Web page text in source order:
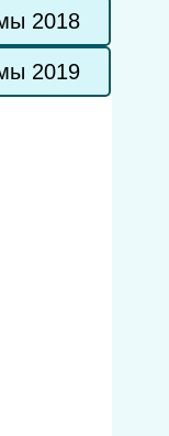
2018
2019